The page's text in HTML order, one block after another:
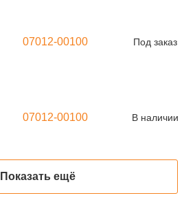
07012-00100 Под заказ
07012-00100 В наличии
Показать ещё